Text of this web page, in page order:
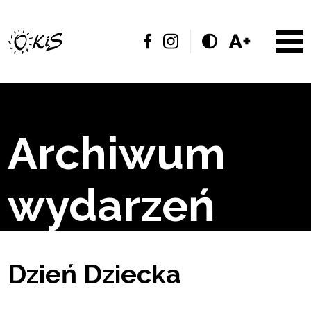
Archiwum
wydarzeń
Dzień Dziecka